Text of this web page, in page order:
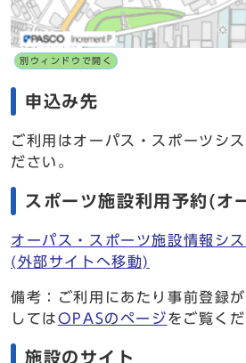
別ウィンドウで開く
申込み先
ご利用はオーパス・スポーツシ
ださい。
スポーツ施設利用予約(オ
オーパス・スポーツ施設情報シ
(外部サイトへ移動)
備考：ご利用にあたり事前登録
してはOPASのページをご覧くだ
施設のサイト